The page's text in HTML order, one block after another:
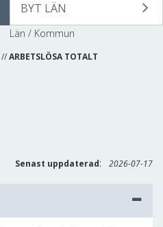
BYT LÄN
Län / Kommun
//ARBETSLÖSA TOTALT
Senast uppdaterad: 2026-07-17